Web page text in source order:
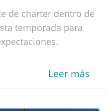
de charter dentro de
temporada para
Leer más